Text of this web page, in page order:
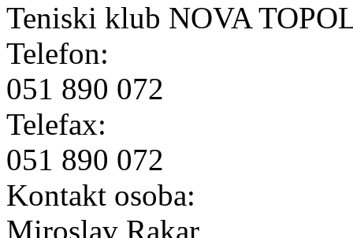
Teniski klub NOVA
Telefon:
051 890 072
Telefax:
051 890 072
Kontakt osoba:
Miroslav Rakar